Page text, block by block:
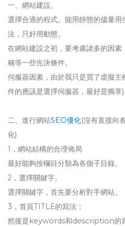
一、網站建設。
選擇合適的程式。能用靜態的儘量
法，只好用動態。
在網站建設之初，要考慮諸多的因
稱等一些先決條件。
伺服器因素，由於我只是買了虛擬
件的應該是選擇伺服器，最好是獨享)
二、進行網站SEO優化(沒有直接向
化)
1，網站結構的合理佈局
最好能夠按欄目分類為各個子目錄。
2，選擇關鍵字。
選擇關鍵字，首先要分析對手網站。
3，首頁TITLE的寫法：
然後是keywords和description的寫